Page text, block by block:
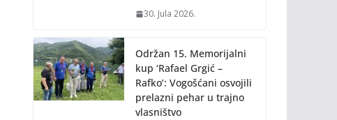
30. Jula 2026.
Održan 15. Memorijalni
kup ‘Rafael Grgić –
Rafko’: Vogošćani osvojili
prelazni pehar u trajno
vlasništvo